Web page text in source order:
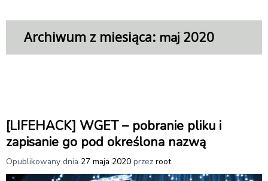
Archiwum z miesiąca: maj 2020
[LIFEHACK] WGET – pobranie pliku i
zapisanie go pod określona nazwą
Opublikowany dnia 27 maja 2020 przez root